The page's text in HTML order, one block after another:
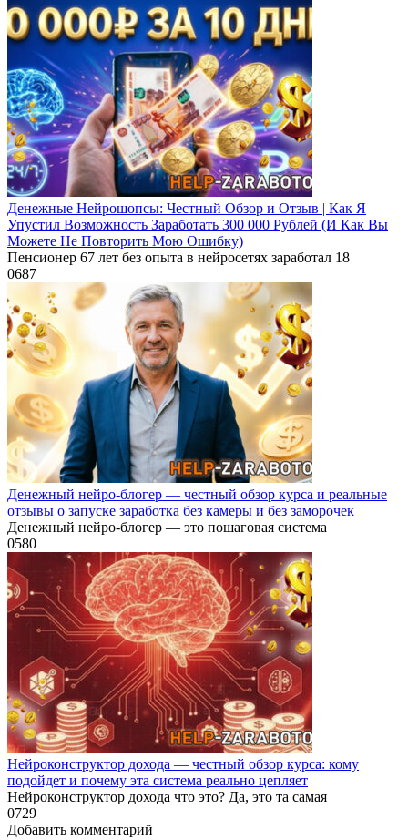
Денежные Нейрошопсы: Честный Обзор и Отзыв | Как Я
Упустил Возможность Заработать 300 000 Рублей (И Как Вы
Можете Не Повторить Мою Ошибку)
Пенсионер 67 лет без опыта в нейросетях заработал 18
0687
Денежный нейро-блогер — честный обзор курса и реальные
отзывы о запуске заработка без камеры и без заморочек
Денежный нейро-блогер — это пошаговая система
0580
Нейроконструктор дохода — честный обзор курса: кому
подойдет и почему эта система реально цепляет
Нейроконструктор дохода что это? Да, это та самая
0729
Добавить комментарий